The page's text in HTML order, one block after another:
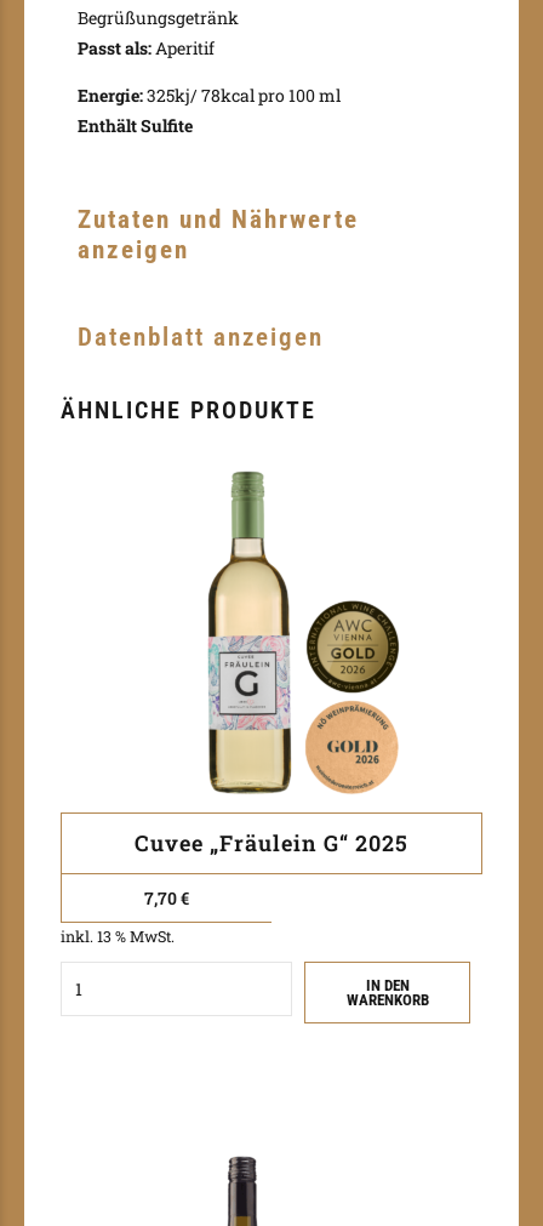
Begrüßungsgetränk
Passt als: Aperitif
Energie:325kj/ 78kcal pro 100 ml
Enthält Sulfite
Zutaten und Nährwerte
anzeigen
Datenblatt anzeigen
ÄHNLICHE PRODUKTE
Cuvee „Fräulein G“ 2025
7,70€
inkl. 13 % MwSt.
IN DEN
WARENKORB